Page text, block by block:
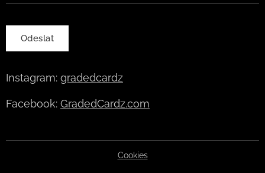
Odeslat
Instagram: gradedcardz
Facebook: GradedCardz.com
Cookies